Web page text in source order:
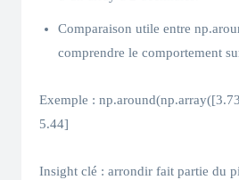
Comparaison utile entre
comprendre le comportement
Exemple :
5.44]
Insight clé : arrondir fait partie du